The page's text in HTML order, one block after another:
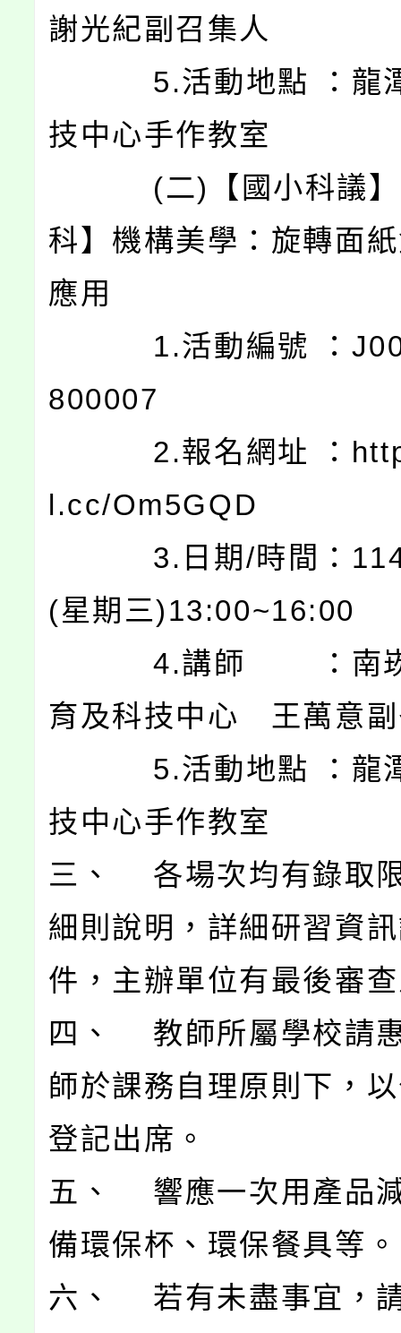
謝光紀副召集人
5.活動地點 ：龍潭
技中心手作教室
(二)【國小科議】
科】機構美學：旋轉面
應用
1.活動編號 ：
800007
2.報名網址 ：
l.cc/Om5GQD
3.日期/時間：
(星期三)13:00~16:00
4.講師 ：南崁
育及科技中心 王萬意
5.活動地點 ：龍潭
技中心手作教室
三、 各場次均有錄取
細則說明，詳細研習資
件，主辦單位有最後審
四、 教師所屬學校請
師於課務自理原則下，
登記出席。
五、 響應一次用產品
備環保杯、環保餐具等。
六、 若有未盡事宜，